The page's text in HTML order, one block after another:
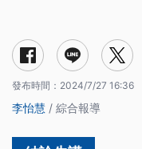
發布時間： 2024/7/27 16:36
李怡慧 / 綜合報導